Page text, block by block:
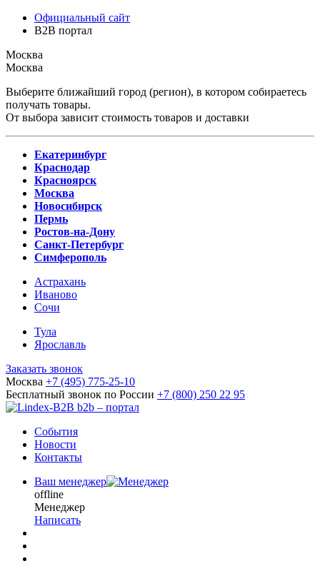
Официальный сайт
B2B портал
Москва
Москва
Выберите ближайший город (регион), в котором собираетесь
получать товары.
От выбора зависит стоимость товаров и доставки
Екатеринбург
Краснодар
Красноярск
Москва
Новосибирск
Пермь
Ростов-на-Дону
Санкт-Петербург
Симферополь
Астрахань
Иваново
Сочи
Тула
Ярославль
Заказать звонок
Москва +7 (495) 775-25-10
Бесплатный звонок по России +7 (800) 250 22 95
b2b – портал
События
Новости
Контакты
Ваш менеджер
offline
Менеджер
Написать